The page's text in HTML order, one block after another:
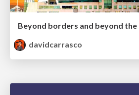
davidcarrasco